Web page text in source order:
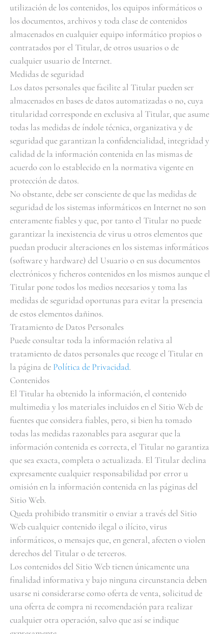
utilización de los contenidos, los equipos informáticos o
los documentos, archivos y toda clase de contenidos
almacenados en cualquier equipo informático propios o
contratados por el Titular, de otros usuarios o de
cualquier usuario de Internet.
Medidas de seguridad
Los datos personales que facilite al Titular pueden ser
almacenados en bases de datos automatizadas o no, cuya
titularidad corresponde en exclusiva al Titular, que asume
todas las medidas de índole técnica, organizativa y de
seguridad que garantizan la confidencialidad, integridad y
calidad de la información contenida en las mismas de
acuerdo con lo establecido en la normativa vigente en
protección de datos.
No obstante, debe ser consciente de que las medidas de
seguridad de los sistemas informáticos en Internet no son
enteramente fiables y que, por tanto el Titular no puede
garantizar la inexistencia de virus u otros elementos que
puedan producir alteraciones en los sistemas informáticos
(software y hardware) del Usuario o en sus documentos
electrónicos y ficheros contenidos en los mismos aunque el
Titular pone todos los medios necesarios y toma las
medidas de seguridad oportunas para evitar la presencia
de estos elementos dañinos.
Tratamiento de Datos Personales
Puede consultar toda la información relativa al
tratamiento de datos personales que recoge el Titular en
la página de Política de Privacidad.
Contenidos
El Titular ha obtenido la información, el contenido
multimedia y los materiales incluidos en el Sitio Web de
fuentes que considera fiables, pero, si bien ha tomado
todas las medidas razonables para asegurar que la
información contenida es correcta, el Titular no garantiza
que sea exacta, completa o actualizada. El Titular declina
expresamente cualquier responsabilidad por error u
omisión en la información contenida en las páginas del
Sitio Web.
Queda prohibido transmitir o enviar a través del Sitio
Web cualquier contenido ilegal o ilícito, virus
informáticos, o mensajes que, en general, afecten o violen
derechos del Titular o de terceros.
Los contenidos del Sitio Web tienen únicamente una
finalidad informativa y bajo ninguna circunstancia deben
usarse ni considerarse como oferta de venta, solicitud de
una oferta de compra ni recomendación para realizar
cualquier otra operación, salvo que así se indique